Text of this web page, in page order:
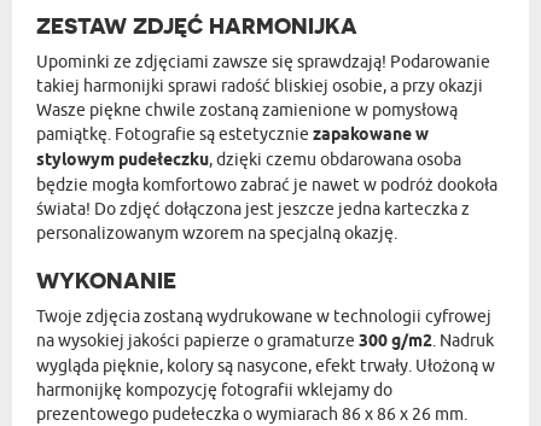
ZESTAW ZDJĘĆ HARMONIJKA
Upominki ze zdjęciami zawsze się sprawdzają! Podarowanie
takiej harmonijki sprawi radość bliskiej osobie, a przy okazji
Wasze piękne chwile zostaną zamienione w pomysłową
pamiątkę. Fotografie są estetycznie zapakowane w
stylowym pudełeczku, dzięki czemu obdarowana osoba
będzie mogła komfortowo zabrać je nawet w podróż dookoła
świata! Do zdjęć dołączona jest jeszcze jedna karteczka z
personalizowanym wzorem na specjalną okazję.
WYKONANIE
Twoje zdjęcia zostaną wydrukowane w technologii cyfrowej
na wysokiej jakości papierze o gramaturze 300 g/m2. Nadruk
wygląda pięknie, kolory są nasycone, efekt trwały. Ułożoną w
harmonijkę kompozycję fotografii wklejamy do
prezentowego pudełeczka o wymiarach 86 x 86 x 26 mm.